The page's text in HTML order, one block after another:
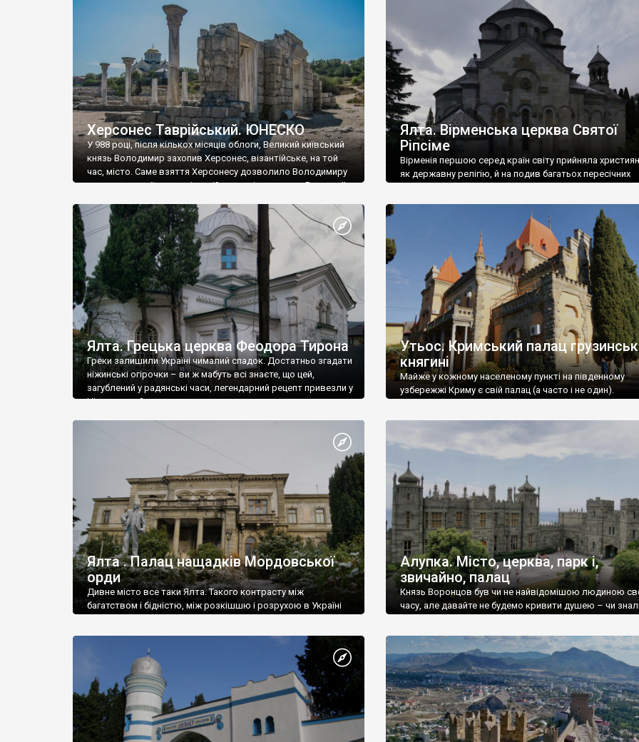
візантійської доби. Раритети викрадені з фондів об’єкту
культурної спадщини ЮНЕСКО «Херсонеса Таврійського».
Офіційно – на виставку «Золото Візантії», але експерти та
влада в Україні вважають це лише […]
називаються «повстяками» (postaki)…” “Вино. Крим
виробляє відмінне вино і його вдосталь: воно все
легке біле і дуже […]
Херсонес Таврійський. ЮНЕСКО
У 988 році, після кількох місяців облоги, Великий київський
князь Володимир захопив Херсонес, візантійське, на той
час, місто. Саме взяття Херсонесу дозволило Володимиру
диктувати свої умови візантійському імператору Василю ІІ,
Херсонесі Володимир-язичник, став Василем-
християнином. А потім було Хрещення Русі. На честь
Херсонесу Таврійського названо місто […]
Ялта. Вірменська церква Святої
Ріпсіме
Вірменія першою серед країн світу прийняла
як державну релігію, й на подив багатьох пересічних
Ялта. Грецька церква Феодора Тирона
Греки залишили Україні чималий спадок. Достатньо згадати
ніжинські огірочки – ви ж мабуть всі знаєте, що цей,
загублений у радянські часи, легендарний рецепт привезли у
Ніжин греки?
Утьос. Кримський палац
княгині
Майже у кожному населеному пункті на південному
узбережжі Криму є свій палац (а часто і не один).
Ялта . Палац нащадків Мордовської
орди
Дивне місто все таки Ялта. Такого контрасту між
багатством і бідністю, між розкішшю і розрухою в Україні
Алупка. Місто, церква, парк і,
звичайно, палац
Князь Воронцов був чи не найвідомішою людиною
часу, але давайте не будемо кривити душею – чи